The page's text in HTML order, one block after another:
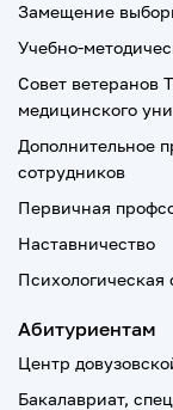
Замещение
Учебно-
Совет ветеранов
медицинского
Дополнительное
сотрудников
Первичная
Наставничество
Психологическая
Абитуриентам
Центр
Бакалавриат,